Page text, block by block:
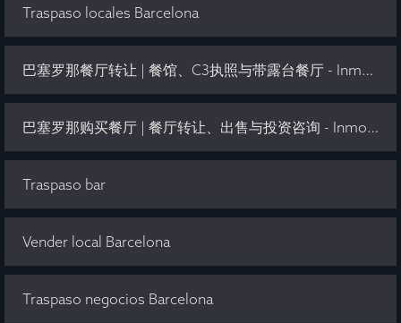
Traspaso locales Barcelona
巴塞罗那餐厅转让 | 餐馆、C3执照与带露台餐厅 - Inmo Olaya
巴塞罗那购买餐厅 | 餐厅转让、出售与投资咨询 - Inmo Olaya
Traspaso bar
Vender local Barcelona
Traspaso negocios Barcelona